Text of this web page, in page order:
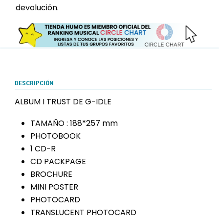
devolución.
DESCRIPCIÓN
ALBUM I TRUST DE G-IDLE
TAMAÑO : 188*257 mm
PHOTOBOOK
1 CD-R
CD PACKPAGE
BROCHURE
MINI POSTER
PHOTOCARD
TRANSLUCENT PHOTOCARD